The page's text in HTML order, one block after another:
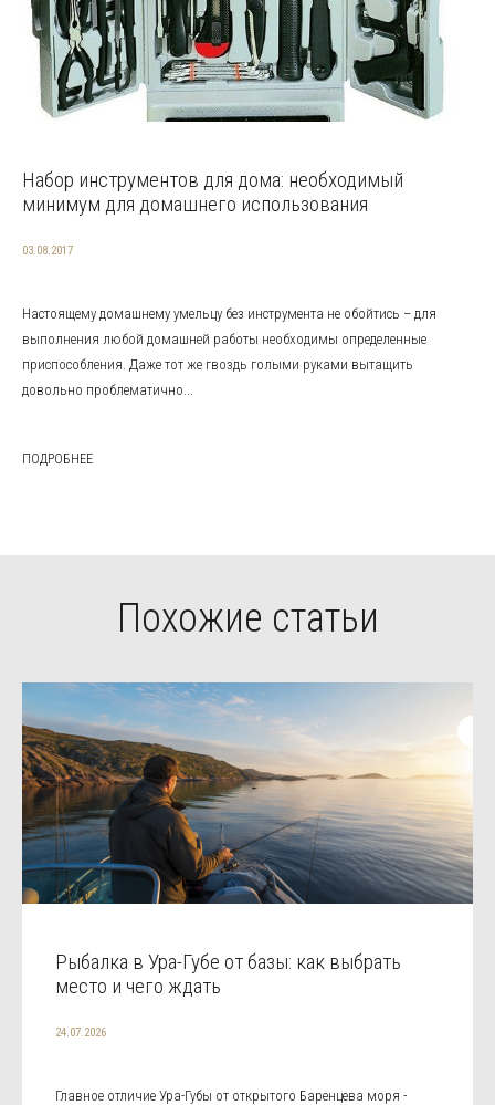
Набор инструментов для дома: необходимый
минимум для домашнего использования
03.08.2017
Настоящему домашнему умельцу без инструмента не обойтись – для
выполнения любой домашней работы необходимы определенные
приспособления. Даже тот же гвоздь голыми руками вытащить
довольно проблематично...
ПОДРОБНЕЕ
Похожие статьи
Рыбалка в Ура-Губе от базы: как выбрать
место и чего ждать
24.07.2026
Главное отличие Ура-Губы от открытого Баренцева моря -